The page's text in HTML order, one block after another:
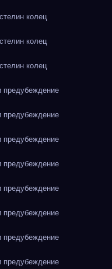
колец
колец
колец